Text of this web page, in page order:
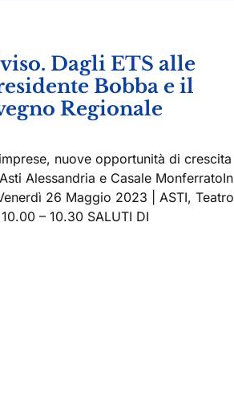
Dagli ETS alle
Bobba e il
Regionale
imprese, nuove opportunità di crescita
Alessandria e Casale MonferratoIn
26 Maggio 2023 | ASTI, Teatro
– 10.30 SALUTI DI